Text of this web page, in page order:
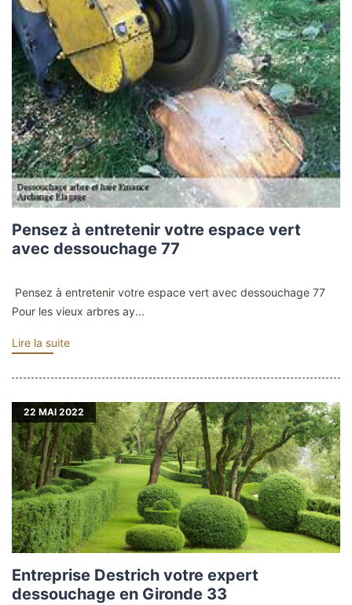
Pensez à entretenir votre espace vert
avec dessouchage 77
Pensez à entretenir votre espace vert avec dessouchage 77
Pour les vieux arbres ay...
Lire la suite
22 MAI 2022
Entreprise Destrich votre expert
dessouchage en Gironde 33